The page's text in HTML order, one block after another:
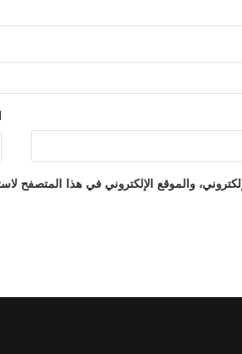
والموقع الإلكتروني في هذا المتصفح